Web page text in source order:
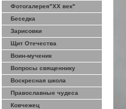
Фотогалерея"ХХ век"
Беседка
Зарисовки
Щит Отечества
Воин-мученик
Вопросы священнику
Воскресная школа
Православные чудеса
Ковчежец